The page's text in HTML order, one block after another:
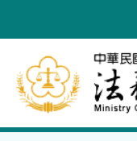
到
要
內
容